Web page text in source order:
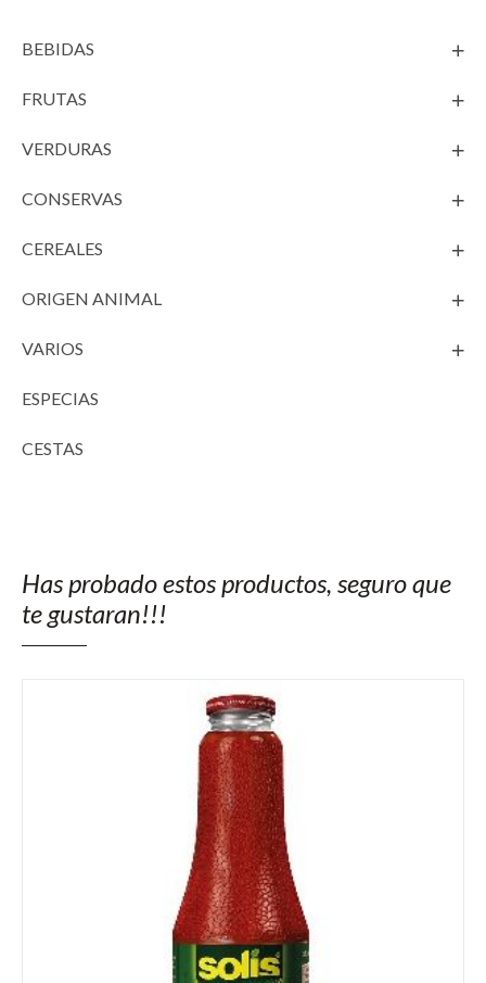
BEBIDAS
FRUTAS
VERDURAS
CONSERVAS
CEREALES
ORIGEN ANIMAL
VARIOS
ESPECIAS
CESTAS
Has probado estos productos, seguro que
te gustaran!!!